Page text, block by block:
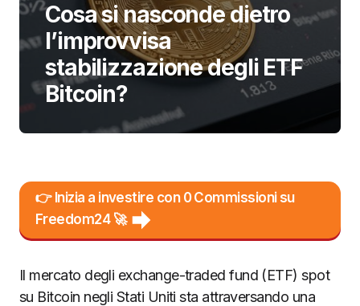
Cosa si nasconde dietro
l’improvvisa
stabilizzazione degli ETF
Bitcoin?
👉 Inizia a investire con 0 Commissioni su
Freedom24 🚀
Il mercato degli exchange-traded fund (ETF) spot
su Bitcoin negli Stati Uniti sta attraversando una